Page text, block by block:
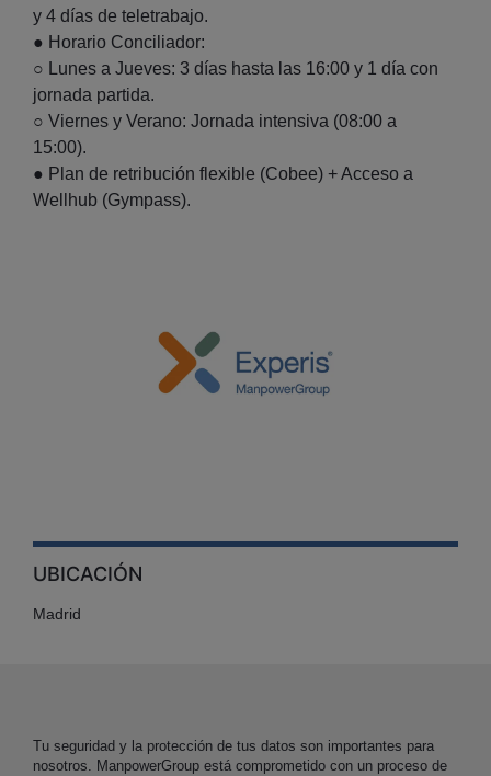
y 4 días de teletrabajo.
● Horario Conciliador:
○ Lunes a Jueves: 3 días hasta las 16:00 y 1 día con
jornada partida.
○ Viernes y Verano: Jornada intensiva (08:00 a
15:00).
● Plan de retribución flexible (Cobee) + Acceso a
Wellhub (Gympass).
UBICACIÓN
Madrid
Tu seguridad y la protección de tus datos son importantes para
nosotros. ManpowerGroup está comprometido con un proceso de